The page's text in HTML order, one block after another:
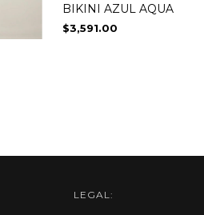
BIKINI AZUL AQUA
$3,591.00
LEGAL: